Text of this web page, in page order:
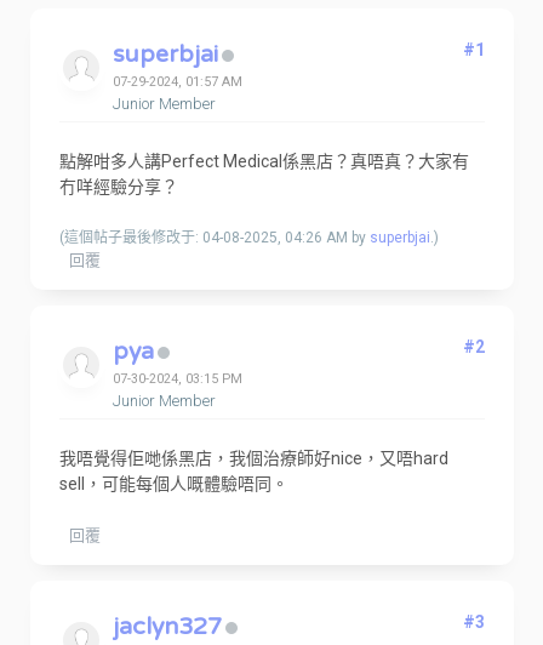
superbjai
07-29-2024, 01:57 AM
Junior Member
#1
點解咁多人講Perfect Medical係黑店？真唔真？大家有
冇咩經驗分享？
(這個帖子最後修改于: 04-08-2025, 04:26 AM by superbjai.)
回覆
pya
07-30-2024, 03:15 PM
Junior Member
#2
我唔覺得佢哋係黑店，我個治療師好nice，又唔hard
sell，可能每個人嘅體驗唔同。
回覆
jaclyn327 #3